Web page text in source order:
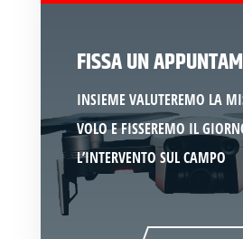
FISSA UN
INSIEME VALUTEREMO LA
VOLO E FISSEREMO IL
L’INTERVENTO SUL CAMPO